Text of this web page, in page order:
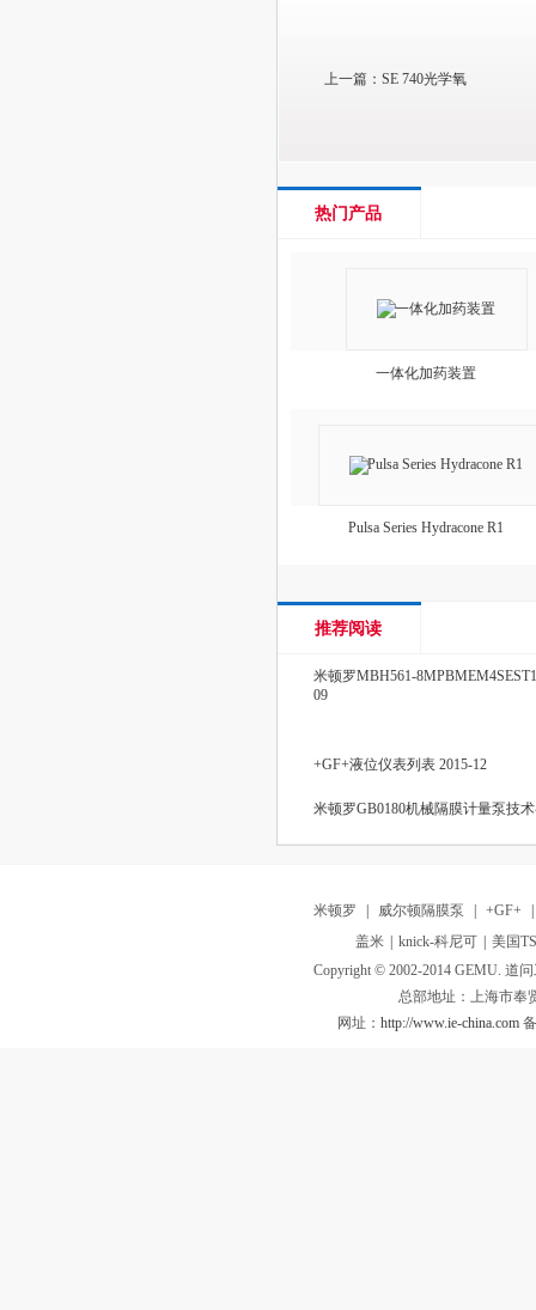
上一篇： SE 740光学氧
热门产品
一体化加药装置
Pulsa Series Hydracone R1
推荐阅读
米顿罗MBH561-
09
+GF+液位仪表列表 2015-12
米顿罗GB0180机械隔膜计量泵技
米顿罗 威尔顿隔膜泵 +GF+
盖米
knick-科尼可
美国
Copyright © 2002-2014 GEMU. 道
总部地址：上海市奉
网址： http://www.ie-china.com